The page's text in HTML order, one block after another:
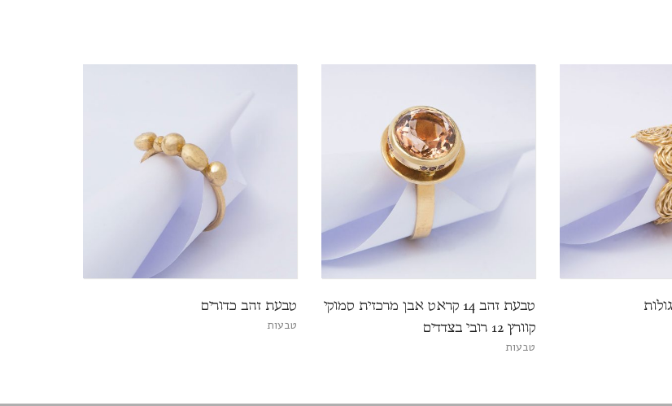
טבעת זהב כדורים
טבעות
טבעת זהב 14 קראט אבן מרכזית סמוקי
קוורץ 12 רובי בצדדים
טבעות